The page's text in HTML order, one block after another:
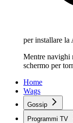
per installare la
Mentre navighi
schermo per
Home
Wags
Gossip
Programmi TV